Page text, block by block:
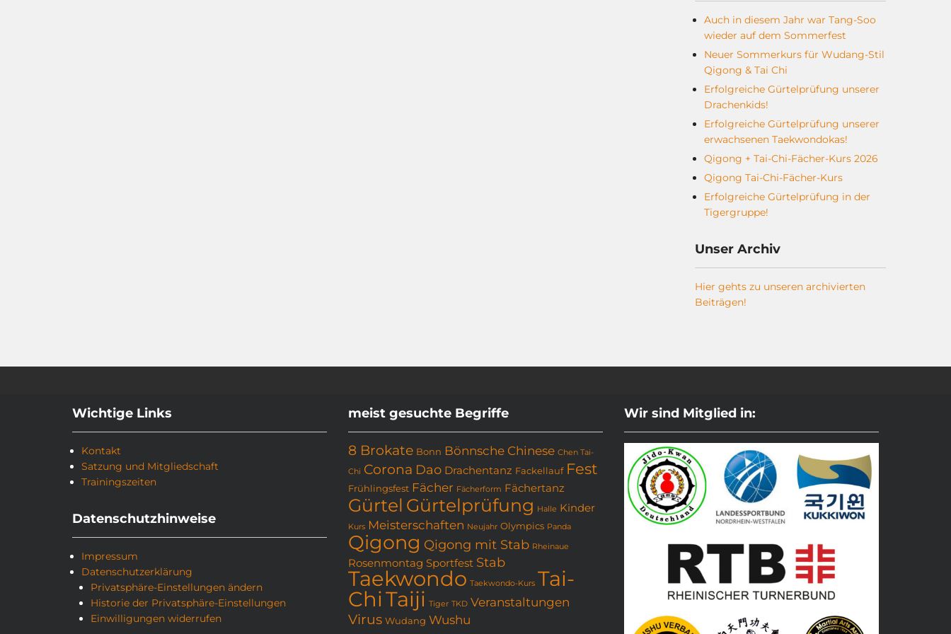
Auch in diesem Jahr war Tang-Soo
wieder auf dem Sommerfest
Neuer Sommerkurs für Wudang-Stil
Qigong & Tai Chi
Erfolgreiche Gürtelprüfung unserer
Drachenkids!
Erfolgreiche Gürtelprüfung unserer
erwachsenen Taekwondokas!
Qigong + Tai-Chi-Fächer-Kurs 2026
Qigong Tai-Chi-Fächer-Kurs
Erfolgreiche Gürtelprüfung in der
Tigergruppe!
Unser Archiv
Hier gehts zu unseren archivierten
Beiträgen!
Wichtige Links
Kontakt
Satzung und Mitgliedschaft
Trainingszeiten
Datenschutzhinweise
Impressum
Datenschutzerklärung
Privatsphäre-Einstellungen ändern
Historie der Privatsphäre-Einstellungen
Einwilligungen widerrufen
meist gesuchte Begriffe
8 Brokate Bonn Bönnsche Chinese Chen Tai-
Chi Corona Dao Drachentanz Fackellauf Fest
Frühlingsfest Fächer Fächerform Fächertanz
Gürtel Gürtelprüfung Halle Kinder
Kurs Meisterschaften Neujahr Olympics Panda
Qigong Qigong mit Stab Rheinaue
Rosenmontag Sportfest Stab
Taekwondo Taekwondo-Kurs Tai-
ChiTaiji Tiger TKD Veranstaltungen
Virus Wudang Wushu
Wir sind Mitglied in: